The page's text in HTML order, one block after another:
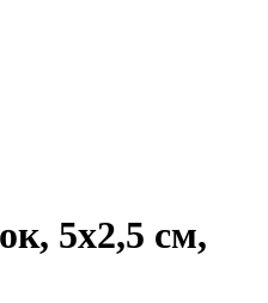
5х2,5 см,